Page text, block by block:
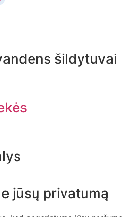
šildytuvai
jūsų privatumą